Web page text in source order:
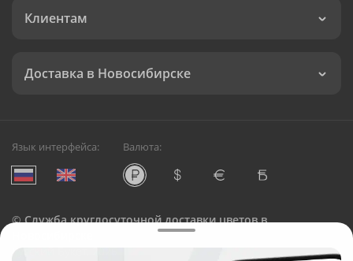
Клиентам
Доставка в Новосибирске
Язык интерфейса: Валюта:
©Служба круглосуточной доставки цветов в
Русский Букет, 2026